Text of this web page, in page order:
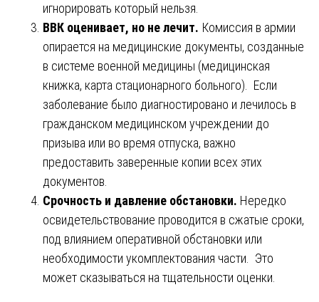
игнорировать который нельзя.
ВВК оценивает, но не лечит. Комиссия в армии
опирается на медицинские документы, созданные
в системе военной медицины (медицинская
книжка, карта стационарного больного). Если
заболевание было диагностировано и лечилось в
гражданском медицинском учреждении до
призыва или во время отпуска, важно
предоставить заверенные копии всех этих
документов.
Срочность и давление обстановки. Нередко
освидетельствование проводится в сжатые сроки,
под влиянием оперативной обстановки или
необходимости укомплектования части. Это
может сказываться на тщательности оценки.